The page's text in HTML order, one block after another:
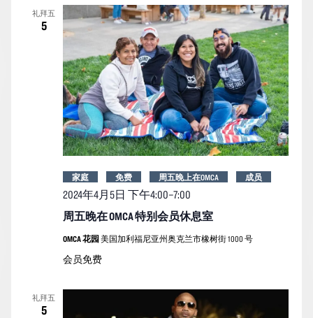
礼拜五
5
周五晚在 OMCA 特别会员休息室
2024年4月5日 下午4:00–7:00
家庭 免费 周五晚上在OMCA 成员
OMCA 花园美国加利福尼亚州奥克兰市橡树街 1000 号
会员免费
礼拜五
5